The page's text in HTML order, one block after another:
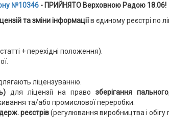
№10346 - ПРИЙНЯТО Верховною Радою 18.06!
та зміни інформаціїв єдиному реєстрі по
+ перехідні положення).
ліцензуванню.
для ліцензії на право зберігання
та/або промислової переробки.
реєстрів(регулювання виробництва і обігу